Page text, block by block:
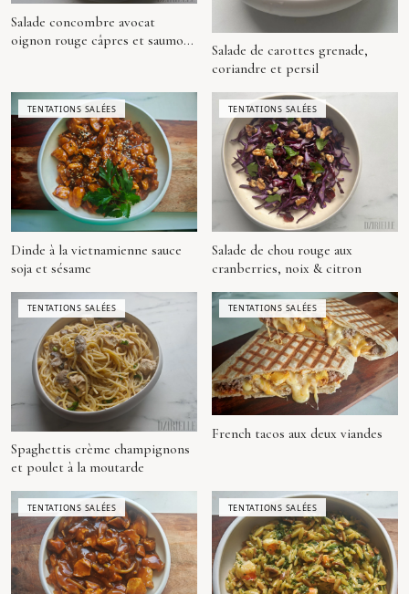
Salade concombre avocat
oignon rouge câpres et saumon
Salade de carottes grenade,
coriandre et persil
TENTATIONS SALÉES
Dinde à la vietnamienne sauce
soja et sésame
TENTATIONS SALÉES
Salade de chou rouge aux
cranberries, noix & citron
TENTATIONS SALÉES
Spaghettis crème champignons
et poulet à la moutarde
TENTATIONS SALÉES
French tacos aux deux viandes
TENTATIONS SALÉES TENTATIONS SALÉES